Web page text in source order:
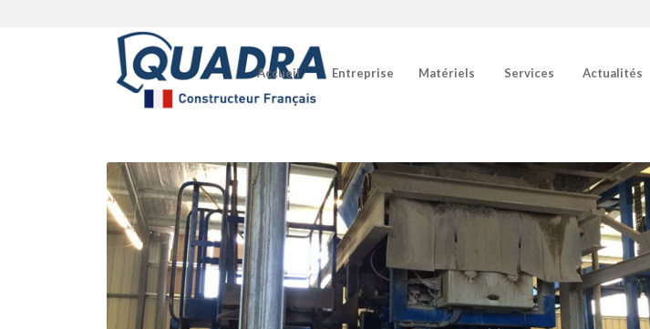
Accueil Entreprise Matériels Services Actualités